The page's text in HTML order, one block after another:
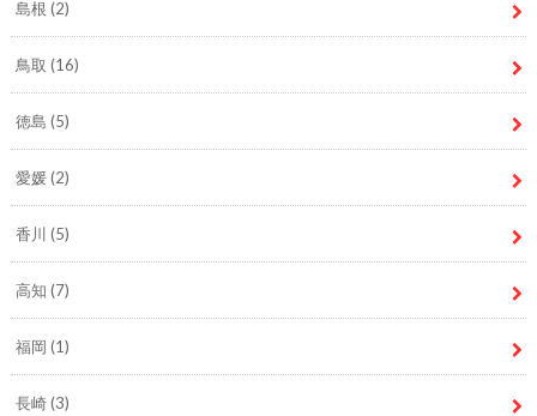
島根 (2)
鳥取 (16)
徳島 (5)
愛媛(2)
香川 (5)
高知 (7)
福岡 (1)
長崎(3)